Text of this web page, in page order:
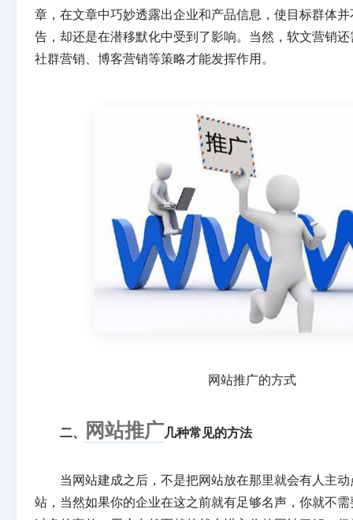
章，在文章中巧妙透露出企业和产品信息，使目标群体
告，却还是在潜移默化中受到了影响。当然，软文营销
社群营销、博客营销等策略才能发挥作用。
网站推广的方式
二、 网站推广几种常见的方法
当网站建成之后，不是把网站放在那里就会有人主动
站，当然如果你的企业在这之前就有足够名声，你就不